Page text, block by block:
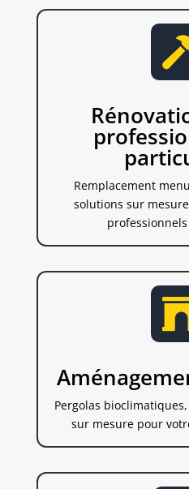
Remplacement
solutions sur
Pergolas
sur mesure pour